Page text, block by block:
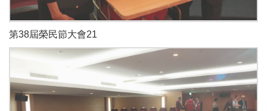
第38屆榮民節大會21